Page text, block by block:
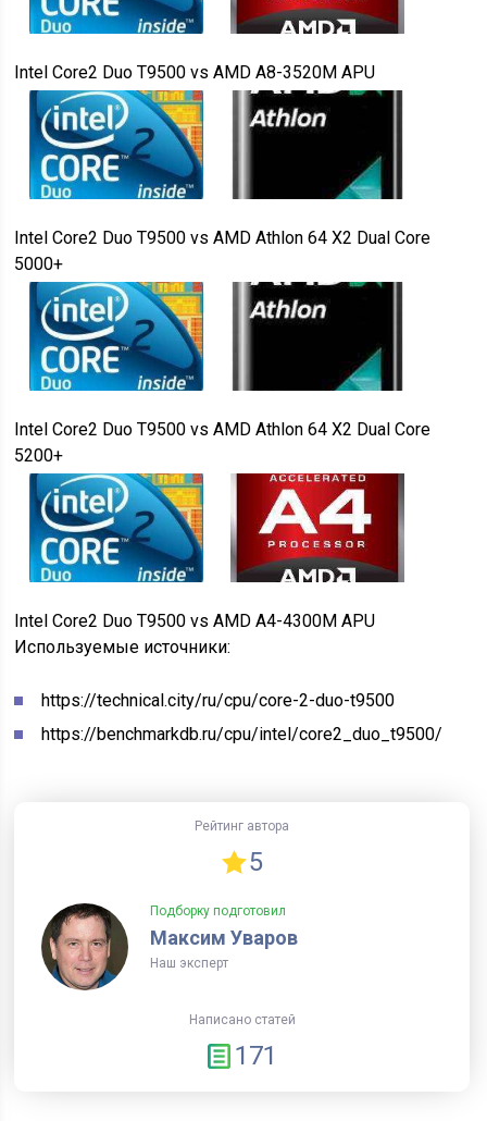
Intel Core2 Duo T9500vs AMD A8-3520M APU
Intel Core2 Duo T9500vs AMD Athlon 64 X2 Dual Core
5000+
Intel Core2 Duo T9500vs AMD Athlon 64 X2 Dual Core
5200+
Intel Core2 Duo T9500vs AMD A4-4300M APU
Используемые источники:
https://technical.city/ru/cpu/core-2-duo-t9500
https://benchmarkdb.ru/cpu/intel/core2_duo_t9500/
Рейтинг автора
5
Подборку подготовил
Максим Уваров
Наш эксперт
Написано статей
171